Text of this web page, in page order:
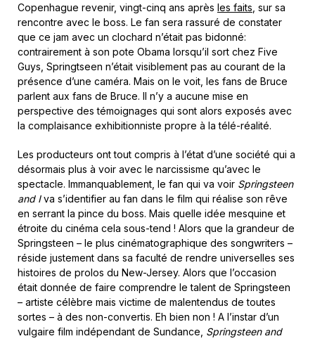
Copenhague revenir, vingt-cinq ans après les faits , sur sa
rencontre avec le boss. Le fan sera rassuré de constater
que ce jam avec un clochard n’était pas bidonné:
contrairement à son pote Obama lorsqu’il sort chez Five
Guys, Springtseen n’était visiblement pas au courant de la
présence d’une caméra. Mais on le voit, les fans de Bruce
parlent aux fans de Bruce. Il n’y a aucune mise en
perspective des témoignages qui sont alors exposés avec
la complaisance exhibitionniste propre à la télé-réalité.
Les producteurs ont tout compris à l’état d’une société qui a
désormais plus à voir avec le narcissisme qu’avec le
spectacle. Immanquablement, le fan qui va voir Springsteen
and Iva s’identifier au fan dans le film qui réalise son rêve
en serrant la pince du boss. Mais quelle idée mesquine et
étroite du cinéma cela sous-tend ! Alors que la grandeur de
Springsteen – le plus cinématographique des songwriters –
réside justement dans sa faculté de rendre universelles ses
histoires de prolos du New-Jersey. Alors que l’occasion
était donnée de faire comprendre le talent de Springsteen
– artiste célèbre mais victime de malentendus de toutes
sortes – à des non-convertis. Eh bien non ! A l’instar d’un
vulgaire film indépendant de Sundance, Springsteen and